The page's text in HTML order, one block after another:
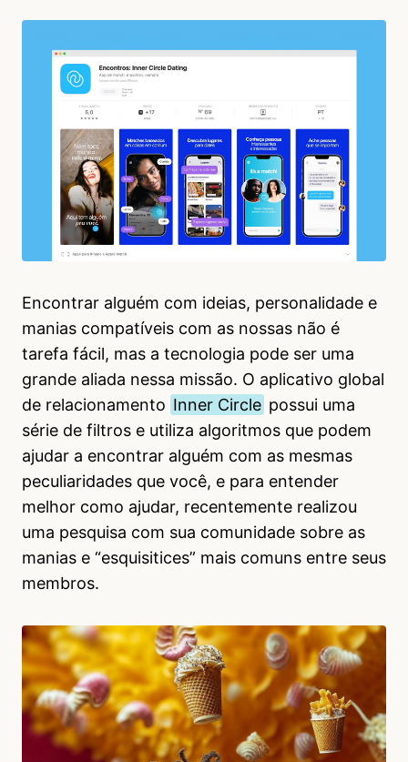
Encontrar alguém com ideias, personalidade e
manias compatíveis com as nossas não é
tarefa fácil, mas a tecnologia pode ser uma
grande aliada nessa missão. O aplicativo global
de relacionamento Inner Circle possui uma
série de filtros e utiliza algoritmos que podem
ajudar a encontrar alguém com as mesmas
peculiaridades que você, e para entender
melhor como ajudar, recentemente realizou
uma pesquisa com sua comunidade sobre as
manias e “esquisitices” mais comuns entre seus
membros.